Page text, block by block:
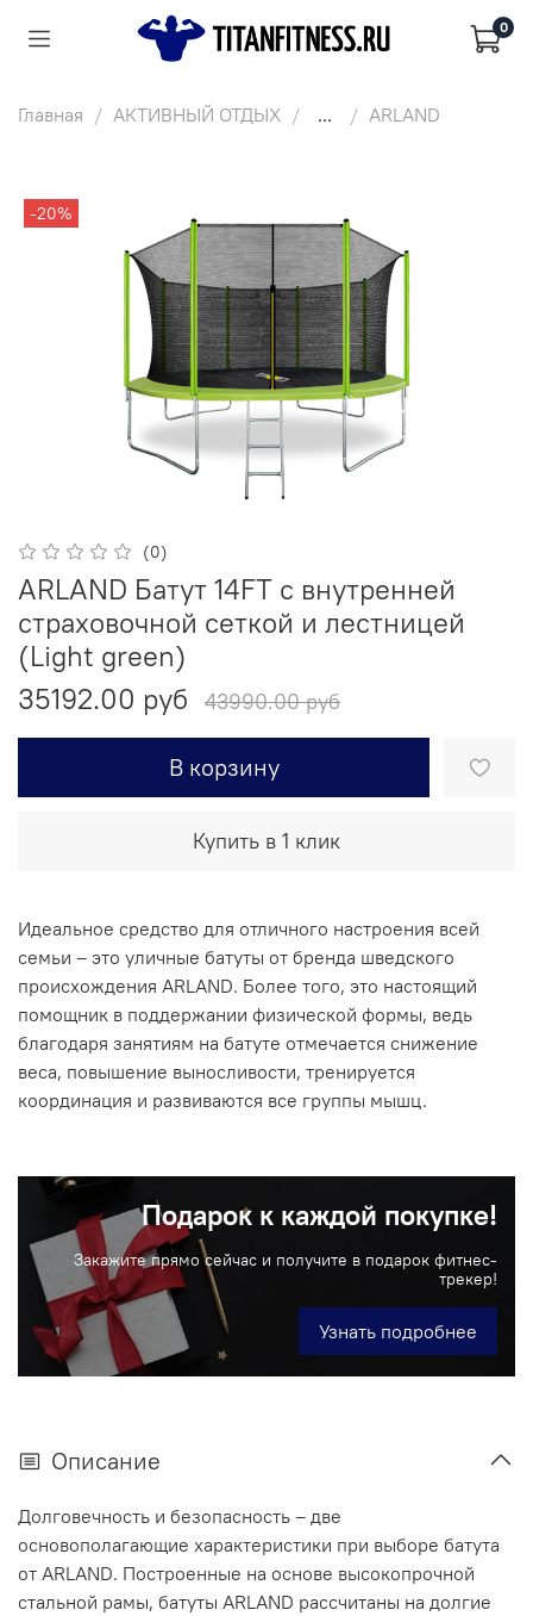
0
Главная АКТИВНЫЙ ОТДЫХ ... ARLAND
-20%
(0)
ARLAND Батут 14FT с внутренней
страховочной сеткой и лестницей
(Light green)
35192.00 руб
43990.00 руб
В корзину
Купить в 1 клик
Идеальное средство для отличного настроения всей
семьи – это уличные батуты от бренда шведского
происхождения ARLAND. Более того, это настоящий
помощник в поддержании физической формы, ведь
благодаря занятиям на батуте отмечается снижение
веса, повышение выносливости, тренируется
координация и развиваются все группы мышц.
Подарок к каждой покупке!
Закажите прямо сейчас и получите в подарок фитнес-
трекер!
Узнать подробнее
Описание
Долговечность и безопасность – две
основополагающие характеристики при выборе батута
от ARLAND. Построенные на основе высокопрочной
стальной рамы, батуты ARLAND рассчитаны на долгие